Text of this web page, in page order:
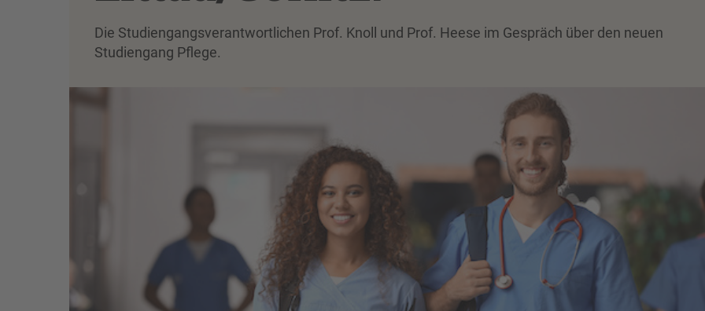
Die Studiengangsverantwortlichen Prof. Knoll und Prof. Heese im Gespräch über den neuen
Studiengang Pflege.